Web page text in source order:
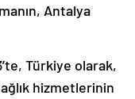
Antalya
Türkiye olarak,
hizmetlerinin